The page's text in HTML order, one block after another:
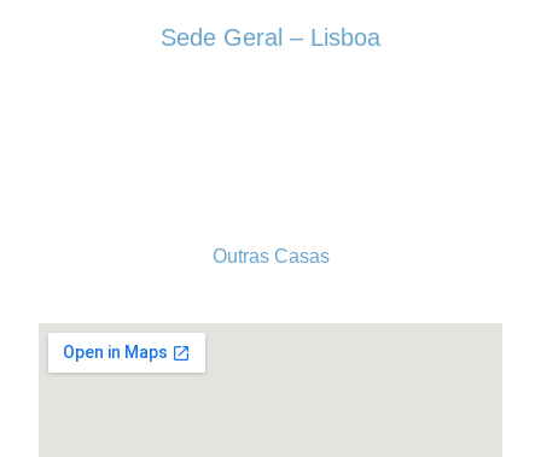
Sede Geral – Lisboa
Outras Casas